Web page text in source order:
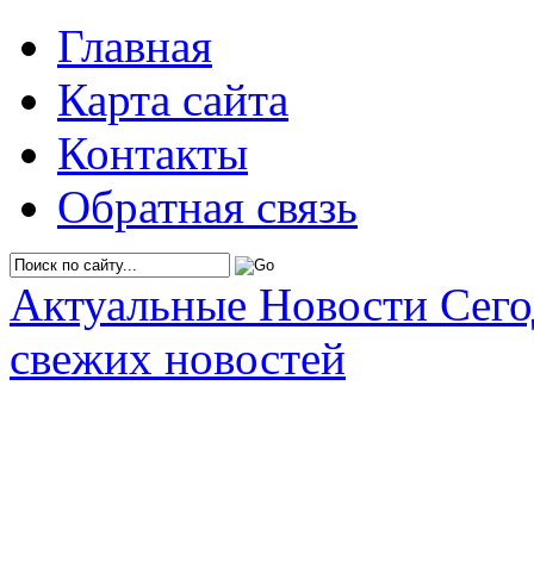
Главная
Карта сайта
Контакты
Обратная связь
Актуальные Новости
свежих новостей